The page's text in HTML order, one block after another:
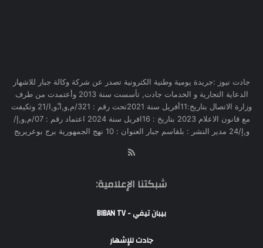
جادت نيوز :جريدة يومية وطنية الكترونية تصدر عن شركة وكالة جبار للاشهار
الدعاية التجارية و الخدمات جادت, تأسست سنة 2013 وأعتمدت من طرف
وزارة الاتصال بتاريخ:11أفريل سنة 2021تحت رقم : 321/م,و,ا,ّو,ا/21 وتكيفت
مع قانون الاعلام 2023 بتاريخ : 16افريل سنة 2024 اعتماد رقم : 07/م,و,إ/
و,إ/24 مدير النشر : بلقاسم جبار العنوان : 10 نهج الجمهورية برج بوعريريج
شبكتنا الإعلامية:
بيبان تيفي - BIBAN TV
جادت للإشهار